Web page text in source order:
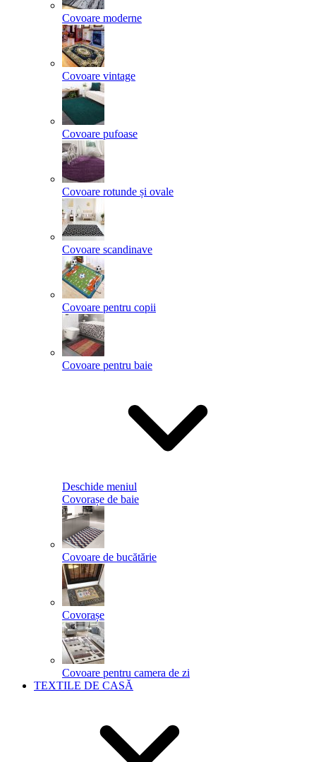
Covoare moderne
Covoare vintage
Covoare pufoase
Covoare rotunde și ovale
Covoare scandinave
Covoare pentru copii
Covoare pentru baie
Deschide meniul
Covorașe de baie
Covoare de bucătărie
Covorașe
Covoare pentru camera de zi
TEXTILE DE CASĂ